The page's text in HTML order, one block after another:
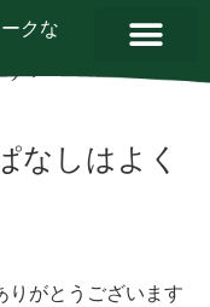
なしはよく
りがとうございます